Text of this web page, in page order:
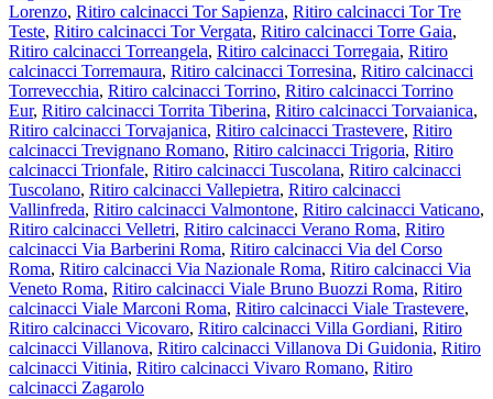
Lorenzo, Ritiro calcinacci Tor Sapienza, Ritiro calcinacci Tor Tre
Teste, Ritiro calcinacci Tor Vergata, Ritiro calcinacci Torre Gaia,
Ritiro calcinacci Torreangela, Ritiro calcinacci Torregaia, Ritiro
calcinacci Torremaura, Ritiro calcinacci Torresina, Ritiro calcinacci
Torrevecchia, Ritiro calcinacci Torrino, Ritiro calcinacci Torrino
Eur, Ritiro calcinacci Torrita Tiberina, Ritiro calcinacci Torvaianica,
Ritiro calcinacci Torvajanica, Ritiro calcinacci Trastevere, Ritiro
calcinacci Trevignano Romano, Ritiro calcinacci Trigoria, Ritiro
calcinacci Trionfale, Ritiro calcinacci Tuscolana, Ritiro calcinacci
Tuscolano, Ritiro calcinacci Vallepietra, Ritiro calcinacci
Vallinfreda, Ritiro calcinacci Valmontone, Ritiro calcinacci Vaticano,
Ritiro calcinacci Velletri, Ritiro calcinacci Verano Roma, Ritiro
calcinacci Via Barberini Roma, Ritiro calcinacci Via del Corso
Roma, Ritiro calcinacci Via Nazionale Roma, Ritiro calcinacci Via
Veneto Roma, Ritiro calcinacci Viale Bruno Buozzi Roma, Ritiro
calcinacci Viale Marconi Roma, Ritiro calcinacci Viale Trastevere,
Ritiro calcinacci Vicovaro, Ritiro calcinacci Villa Gordiani, Ritiro
calcinacci Villanova, Ritiro calcinacci Villanova Di Guidonia, Ritiro
calcinacci Vitinia, Ritiro calcinacci Vivaro Romano, Ritiro
calcinacci Zagarolo